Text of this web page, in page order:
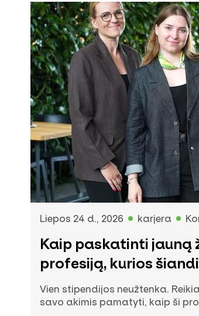
Liepos 24 d., 2026 karjera
Kaip paskatinti jauną
profesiją, kurios
Vien stipendijos neužtenka.
savo akimis pamatyti, kaip ši